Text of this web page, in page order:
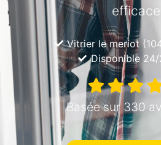
Vitrier le meriot
Disponible
Basée sur 330